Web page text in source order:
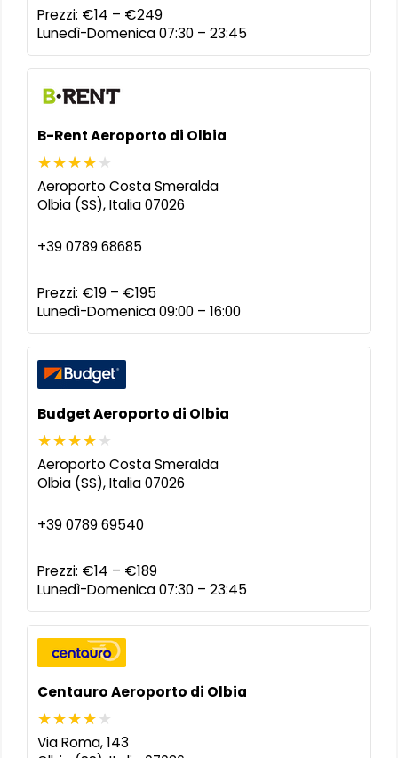
Prezzi: €14 – €249
Lunedì-Domenica 07:30 – 23:45
B-Rent Aeroporto di Olbia
Aeroporto Costa Smeralda
Olbia (SS),Italia 07026
+39 0789 68685
Prezzi: €19 – €195
Lunedì-Domenica 09:00 – 16:00
Budget Aeroporto di Olbia
Aeroporto Costa Smeralda
Olbia (SS),Italia 07026
+39 0789 69540
Prezzi: €14 – €189
Lunedì-Domenica 07:30 – 23:45
Centauro Aeroporto di Olbia
Via Roma, 143